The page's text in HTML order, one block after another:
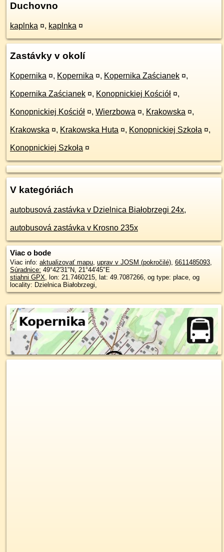
Duchovno
kaplnka ¤, kaplnka ¤
Zastávky v okolí
Kopernika ¤, Kopernika ¤, Kopernika Zaścianek ¤,
Kopernika Zaścianek ¤, Konopnickiej Kościół ¤,
Konopnickiej Kościół ¤, Wierzbowa ¤, Krakowska ¤,
Krakowska ¤, Krakowska Huta ¤, Konopnickiej Szkoła ¤,
Konopnickiej Szkoła ¤
V kategóriách
autobusová zastávka v Dzielnica Białobrzegi 24x,
autobusová zastávka v Krosno 235x
Viac o bode
Viac info: aktualizovať mapu, uprav v JOSM (pokročilé), 6611485093,
Súradnice: 49°42'31"N, 21°44'45"E
stiahni GPX, lon: 21.7460215, lat: 49.7087266, og type: place, og
locality: Dzielnica Białobrzegi,